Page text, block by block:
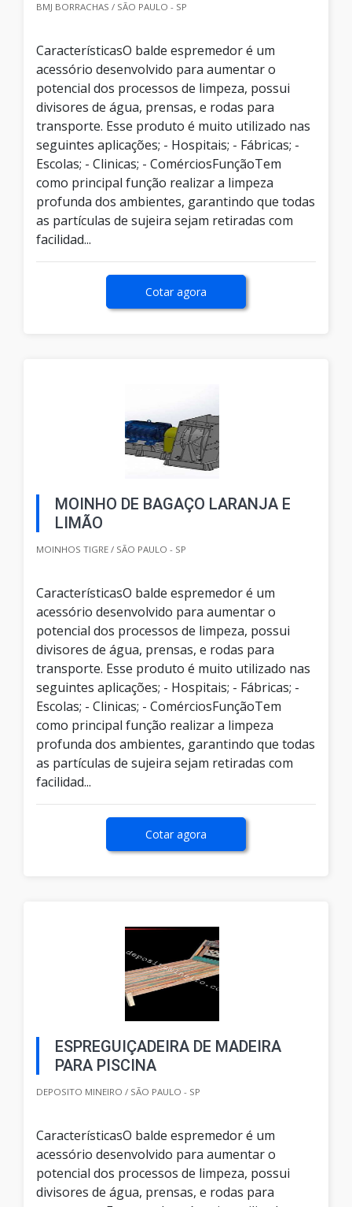
BMJ BORRACHAS / SÃO PAULO - SP
CaracterísticasO balde espremedor é um
acessório desenvolvido para aumentar o
potencial dos processos de limpeza, possui
divisores de água, prensas, e rodas para
transporte. Esse produto é muito utilizado nas
seguintes aplicações; - Hospitais; - Fábricas; -
Escolas; - Clinicas; - ComérciosFunçãoTem
como principal função realizar a limpeza
profunda dos ambientes, garantindo que todas
as partículas de sujeira sejam retiradas com
facilidad...
Cotar agora
MOINHO DE BAGAÇO LARANJA E
LIMÃO
MOINHOS TIGRE / SÃO PAULO - SP
CaracterísticasO balde espremedor é um
acessório desenvolvido para aumentar o
potencial dos processos de limpeza, possui
divisores de água, prensas, e rodas para
transporte. Esse produto é muito utilizado nas
seguintes aplicações; - Hospitais; - Fábricas; -
Escolas; - Clinicas; - ComérciosFunçãoTem
como principal função realizar a limpeza
profunda dos ambientes, garantindo que todas
as partículas de sujeira sejam retiradas com
facilidad...
Cotar agora
ESPREGUIÇADEIRA DE MADEIRA
PARA PISCINA
DEPOSITO MINEIRO / SÃO PAULO - SP
CaracterísticasO balde espremedor é um
acessório desenvolvido para aumentar o
potencial dos processos de limpeza, possui
divisores de água, prensas, e rodas para